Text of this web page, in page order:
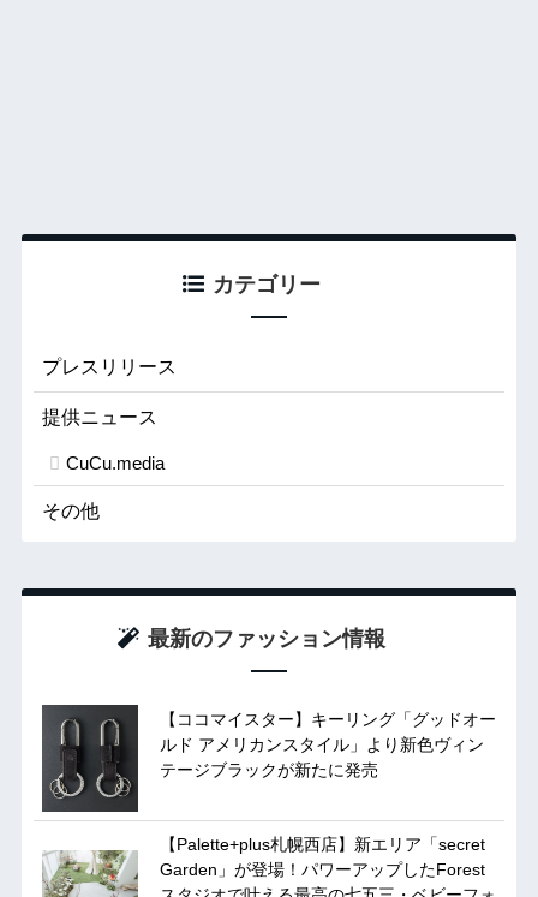
カテゴリー
プレスリリース
提供ニュース
CuCu.media
その他
最新のファッション情報
【ココマイスター】キーリング「グッドオー
ルド アメリカンスタイル」より新色ヴィン
テージブラックが新たに発売
【Palette+plus札幌西店】新エリア「secret
Garden」が登場！パワーアップしたForest